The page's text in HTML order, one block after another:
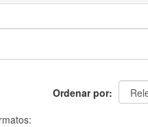
Ordenar por